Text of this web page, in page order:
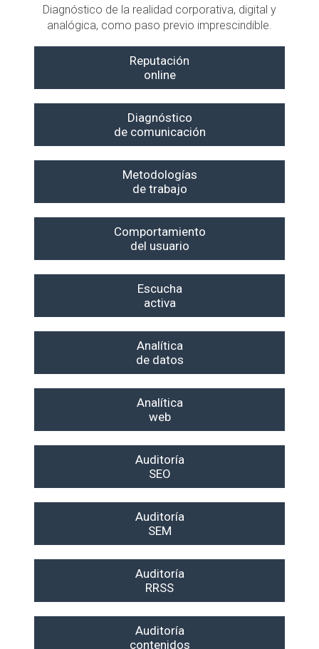
Diagnóstico de la realidad corporativa, digital y
analógica, como paso previo imprescindible.
Reputación
online
Diagnóstico
de comunicación
Metodologías
de trabajo
Comportamiento
del usuario
Escucha
activa
Analítica
de datos
Analítica
web
Auditoría
SEO
Auditoría
SEM
Auditoría
RRSS
Auditoría
contenidos